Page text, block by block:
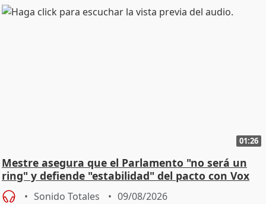
01:26
Mestre asegura que el Parlamento "no será un
ring" y defiende "estabilidad" del pacto con Vox
Sonido Totales 09/08/2026